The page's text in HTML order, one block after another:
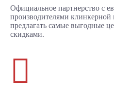
Официальное партнерство с
производителями клинкерной
предлагать самые выгодные
скидками.
